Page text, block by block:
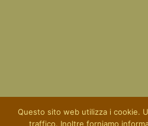
Questo sito web utilizza i cookie.
traffico. Inoltre forniamo